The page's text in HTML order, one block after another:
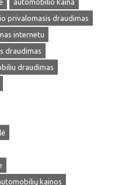
automobilio kaina
privalomasis draudimas
internetu
draudimas
draudimas
kainos